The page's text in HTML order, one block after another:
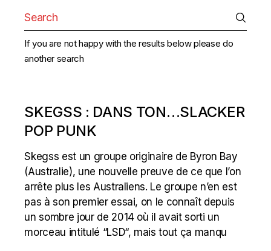
for:
If you are not happy with the results below please do
another search
SKEGSS : DANS TON…SLACKER
POP PUNK
Skegss est un groupe originaire de Byron Bay
(Australie), une nouvelle preuve de ce que l’on
arrête plus les Australiens. Le groupe n’en est
pas à son premier essai, on le connaît depuis
un sombre jour de 2014 où il avait sorti un
morceau intitulé “LSD“, mais tout ça manqu